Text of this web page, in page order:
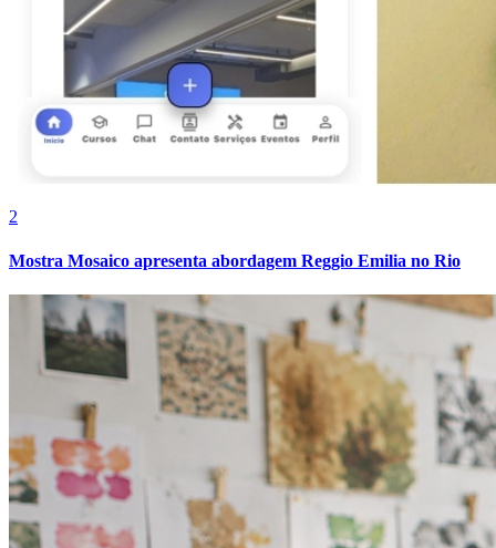
2
Mostra Mosaico apresenta abordagem Reggio Emilia no Rio